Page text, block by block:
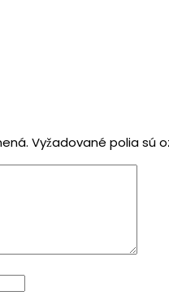
Vyžadované polia sú